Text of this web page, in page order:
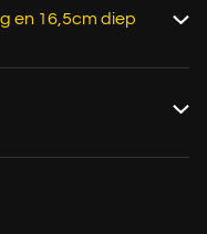
en 16,5cm diep